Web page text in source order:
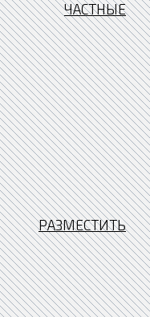
ЧАСТНЫЕ
РАЗМЕСТИТЬ